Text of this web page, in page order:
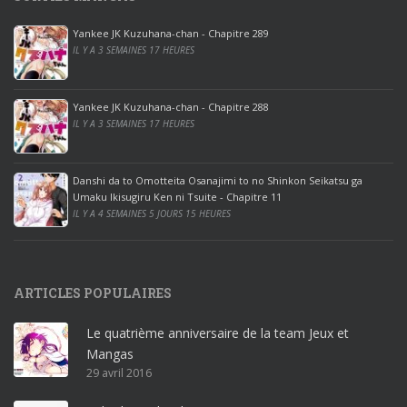
p
r
o
o
ff
i
c
e
2
0
1
r
o
ff
i
c
Yankee JK Kuzuhana-chan - Chapitre 289
IL Y A 3 SEMAINES 17 HEURES
Yankee JK Kuzuhana-chan - Chapitre 288
IL Y A 3 SEMAINES 17 HEURES
Danshi da to Omotteita Osanajimi to no Shinkon Seikatsu ga
Umaku Ikisugiru Ken ni Tsuite - Chapitre 11
IL Y A 4 SEMAINES 5 JOURS 15 HEURES
ARTICLES POPULAIRES
Le quatrième anniversaire de la team Jeux et
Mangas
29 avril 2016